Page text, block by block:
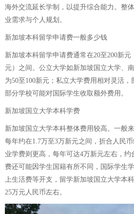
海外交流延长学制，以提升综合能力。整
业需求与个人规划。
新加坡本科留学申请费一般多少钱
新加坡本科留学申请费通常在20至200新元
元）之间。公立大学如新加坡国立大学、
为50至100新元；私立大学费用相对灵活，
部分学校可能对国际学生收取额外费用。
新加坡国立大学本科学费
新加坡国立大学本科整体费用较高。一般
每年约在1.7万至3万新元之间，折合人民
业学费则更高，每年可达4万新元左右，约
费还可能因学生国籍有所不同，国际学生
上生活费等开支，留学新加坡国立大学本
25万元人民币左右。